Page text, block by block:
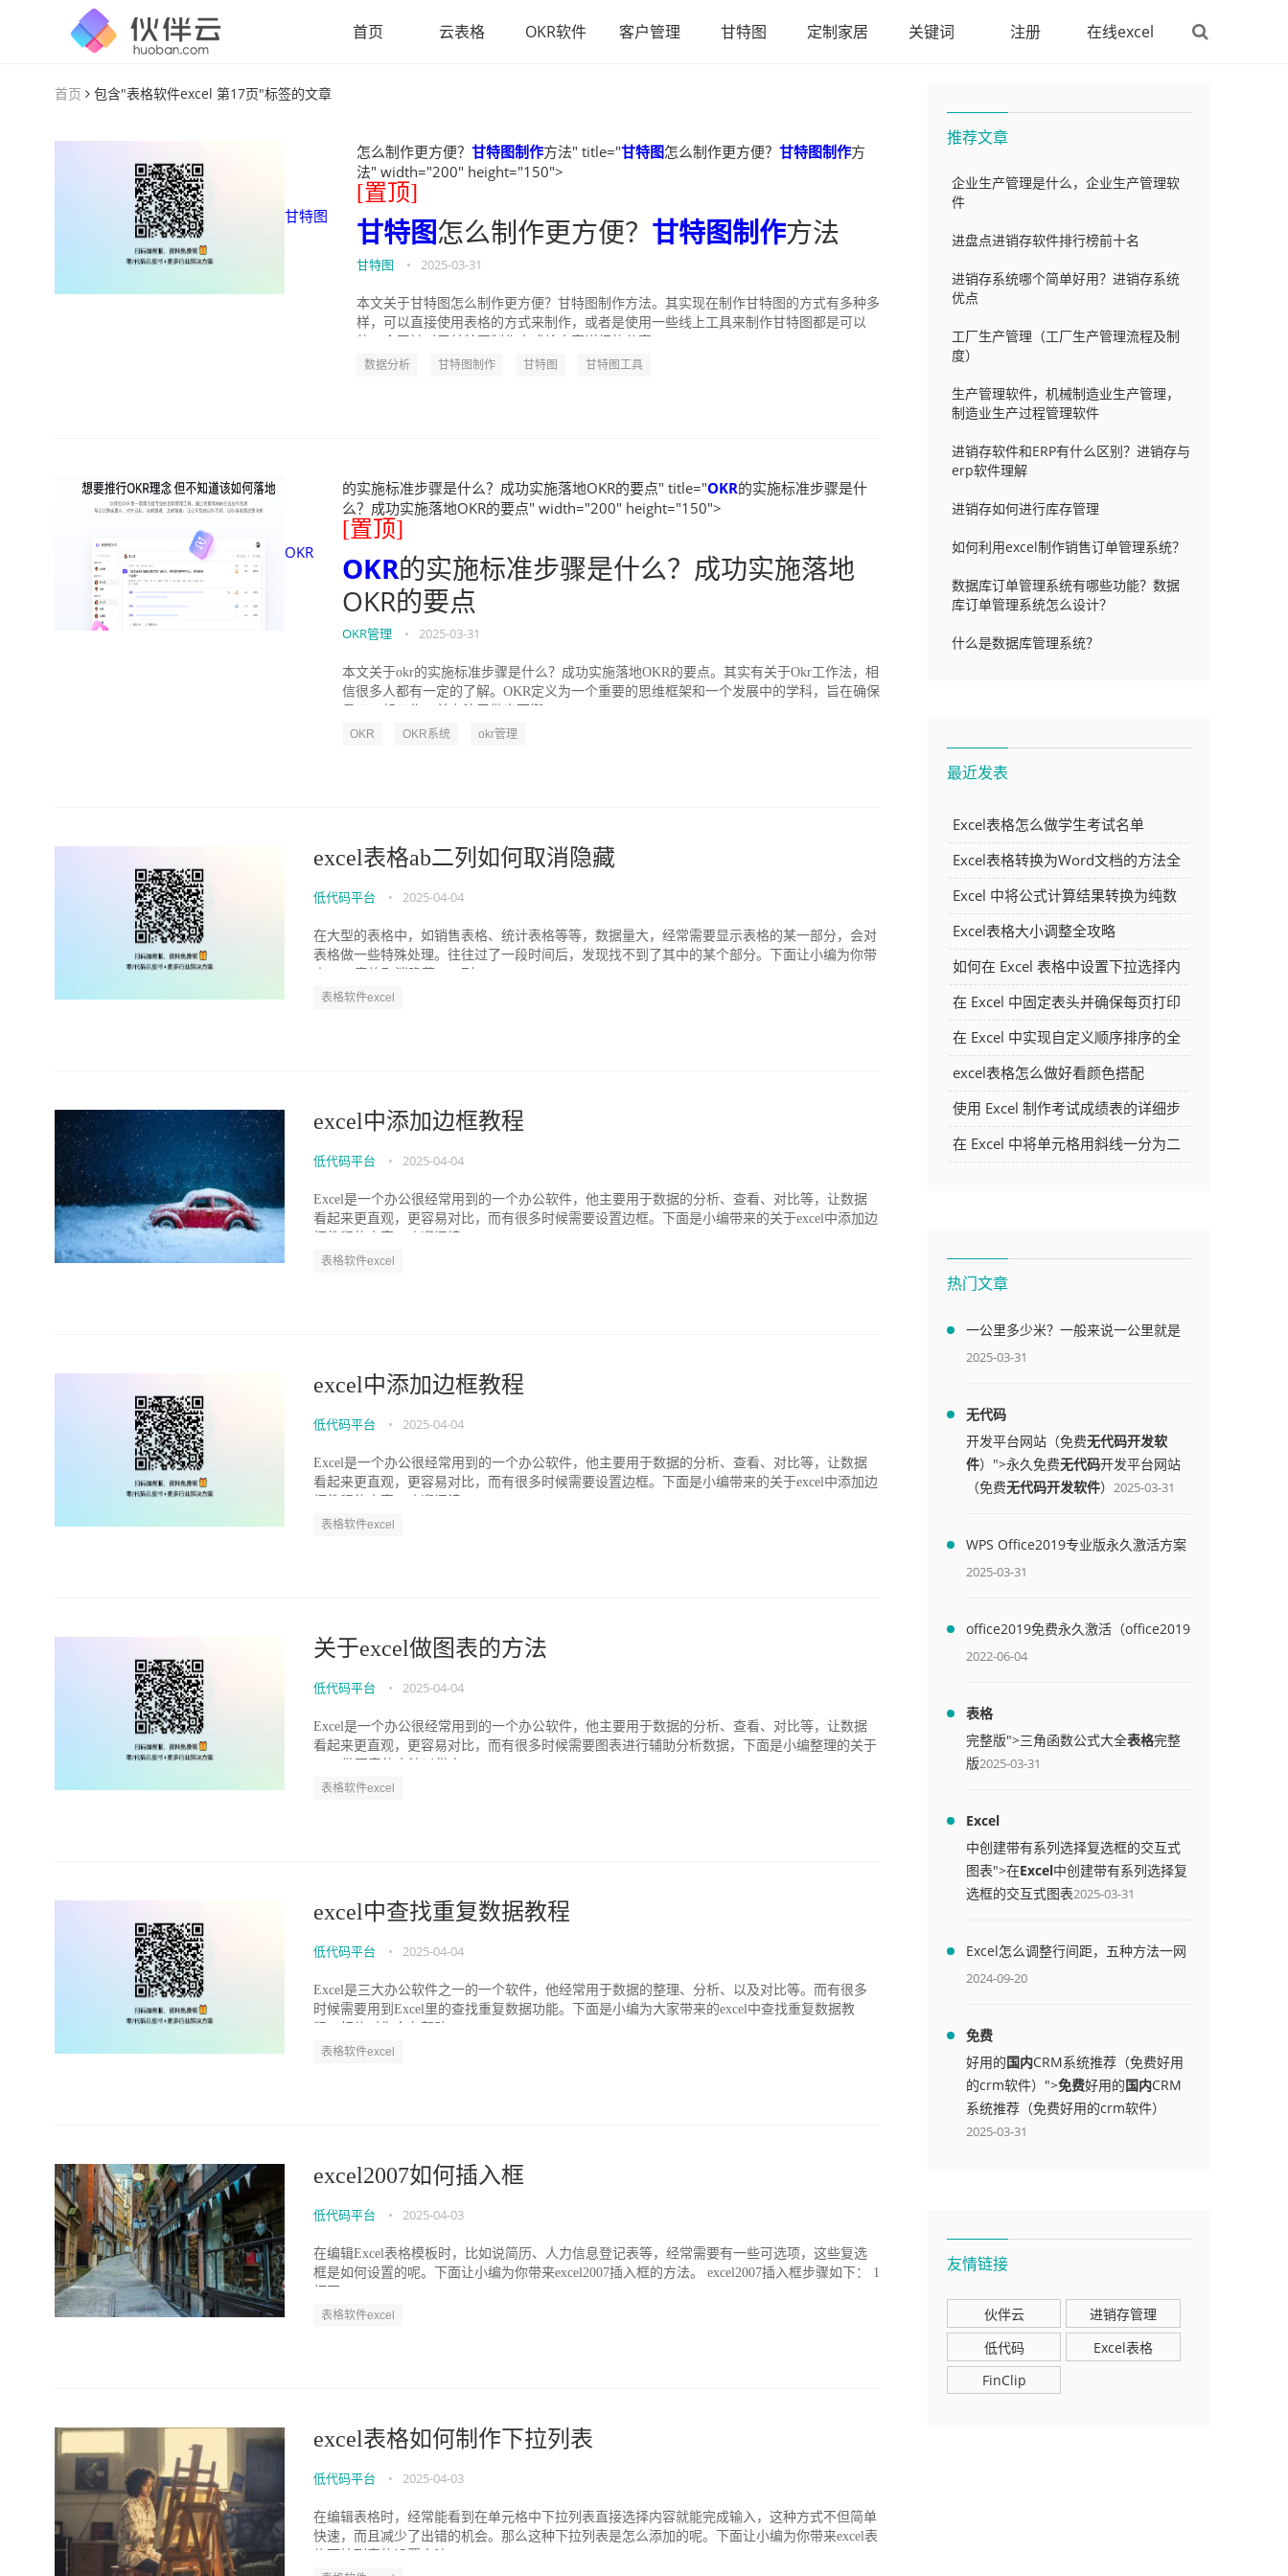
首页 云表格 OKR软件 客户管理 甘特图 定制家居 关键词 注册 在线excel
首页 包含"表格软件excel 第17页"标签的文章
甘特图
怎么制作更方便？ 甘特图制作方法" title="甘特图怎么制作更方便？ 甘特图制作方
法" width="200" height="150">
[置顶]
甘特图怎么制作更方便？ 甘特图制作方法
甘特图 • 2025-03-31
本文关于甘特图怎么制作更方便？甘特图制作方法。其实现在制作甘特图的方式有多种多
样，可以直接使用表格的方式来制作，或者是使用一些线上工具来制作甘特图都是可以
数据分析 甘特图制作 甘特图 甘特图工具
OKR
的实施标准步骤是什么？成功实施落地OKR的要点" title="OKR的实施标准步骤是什
么？成功实施落地OKR的要点" width="200" height="150">
[置顶]
OKR的实施标准步骤是什么？成功实施落地
OKR的要点
OKR管理 • 2025-03-31
本文关于okr的实施标准步骤是什么？成功实施落地OKR的要点。其实有关于Okr工作法，相
信很多人都有一定的了解。OKR定义为一个重要的思维框架和一个发展中的学科，旨在确保
OKR OKR系统 okr管理
excel表格ab二列如何取消隐藏
低代码平台 • 2025-04-04
在大型的表格中，如销售表格、统计表格等等，数据量大，经常需要显示表格的某一部分，会对
表格做一些特殊处理。往往过了一段时间后，发现找不到了其中的某个部分。下面让小编为你带
表格软件excel
excel中添加边框教程
低代码平台 • 2025-04-04
Excel是一个办公很经常用到的一个办公软件，他主要用于数据的分析、查看、对比等，让数据
看起来更直观，更容易对比，而有很多时候需要设置边框。下面是小编带来的关于excel中添加边
表格软件excel
excel中添加边框教程
低代码平台 • 2025-04-04
Excel是一个办公很经常用到的一个办公软件，他主要用于数据的分析、查看、对比等，让数据
看起来更直观，更容易对比，而有很多时候需要设置边框。下面是小编带来的关于excel中添加边
表格软件excel
关于excel做图表的方法
低代码平台 • 2025-04-04
Excel是一个办公很经常用到的一个办公软件，他主要用于数据的分析、查看、对比等，让数据
看起来更直观，更容易对比，而有很多时候需要图表进行辅助分析数据，下面是小编整理的关于
表格软件excel
excel中查找重复数据教程
低代码平台 • 2025-04-04
Excel是三大办公软件之一的一个软件，他经常用于数据的整理、分析、以及对比等。而有很多
时候需要用到Excel里的查找重复数据功能。下面是小编为大家带来的excel中查找重复数据教
表格软件excel
excel2007如何插入框
低代码平台 • 2025-04-03
在编辑Excel表格模板时，比如说简历、人力信息登记表等，经常需要有一些可选项，这些复选
框是如何设置的呢。下面让小编为你带来excel2007插入框的方法。 excel2007插入框步骤如下： 1
表格软件excel
excel表格如何制作下拉列表
低代码平台 • 2025-04-03
在编辑表格时，经常能看到在单元格中下拉列表直接选择内容就能完成输入，这种方式不但简单
快速，而且减少了出错的机会。那么这种下拉列表是怎么添加的呢。下面让小编为你带来excel表
推荐文章
企业生产管理是什么，企业生产管理软
件
进盘点进销存软件排行榜前十名
进销存系统哪个简单好用？进销存系统
优点
工厂生产管理（工厂生产管理流程及制
度）
生产管理软件，机械制造业生产管理，
制造业生产过程管理软件
进销存软件和ERP有什么区别？进销存与
erp软件理解
进销存如何进行库存管理
如何利用excel制作销售订单管理系统？
数据库订单管理系统有哪些功能？数据
库订单管理系统怎么设计？
什么是数据库管理系统？
最近发表
Excel表格怎么做学生考试名单
Excel表格转换为Word文档的方法全
解析
Excel 中将公式计算结果转换为纯数
字的多种方法
Excel表格大小调整全攻略
如何在 Excel 表格中设置下拉选择内
容
在 Excel 中固定表头并确保每页打印
时都显示表头的方法详解
在 Excel 中实现自定义顺序排序的全
面指南
excel表格怎么做好看颜色搭配
使用 Excel 制作考试成绩表的详细步
骤及技巧
在 Excel 中将单元格用斜线一分为二
热门文章
一公里多少米？一般来说一公里就是
1000米
2025-03-31
无代码
开发平台网站（免费无代码开发软
件）">永久免费无代码开发平台网站
（免费无代码开发软件） 2025-03-31
WPS Office2019专业版永久激活方案
(附终身授权序列号)
2025-03-31
office2019免费永久激活（office2019
免费永久激活码）
2022-06-04
表格
完整版">三角函数公式大全表格完整
版2025-03-31
Excel
中创建带有系列选择复选框的交互式
图表">在Excel中创建带有系列选择复
选框的交互式图表2025-03-31
Excel怎么调整行间距，五种方法一网
打尽
2024-09-20
免费
好用的国内CRM系统推荐（免费好用
的crm软件）">免费好用的国内CRM
系统推荐（免费好用的crm软件）
2025-03-31
友情链接
伙伴云
进销存管理
低代码
Excel表格
FinClip